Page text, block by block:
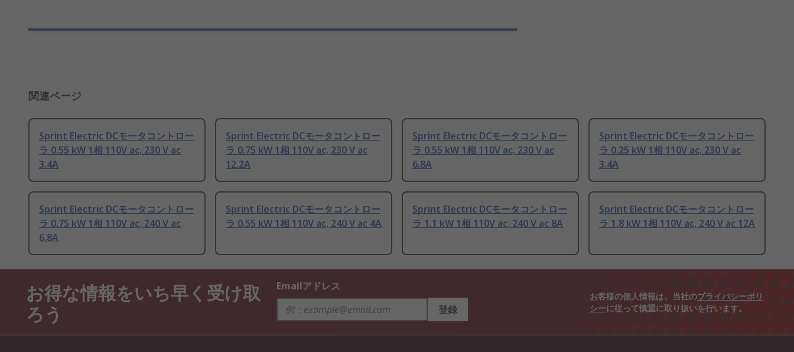
関連ページ
Sprint Electric DCモータコントロー
ラ 0.55 kW 1相 110V ac, 230 V ac
3.4A
Sprint Electric DCモータコントロー
ラ 0.75 kW 1相 110V ac, 230 V ac
12.2A
Sprint Electric DCモータコントロー
ラ 0.55 kW 1相 110V ac, 230 V ac
6.8A
Sprint Electric DCモータコントロー
ラ 0.25 kW 1相 110V ac, 230 V ac
3.4A
Sprint Electric DCモータコントロー
ラ 0.75 kW 1相 110V ac, 240 V ac
6.8A
Sprint Electric DCモータコントロー
ラ 0.55 kW 1相 110V ac, 240 V ac 4A
Sprint Electric DCモータコントロー
ラ 1.1 kW 1相 110V ac, 240 V ac 8A
Sprint Electric DCモータコントロー
ラ 1.8 kW 1相 110V ac, 240 V ac 12A
お得な情報をいち早く受け取
ろう
Emailアドレス
登録
お客様の個人情報は、当社のプライバシーポリ
シーに従って慎重に取り扱いを行います。